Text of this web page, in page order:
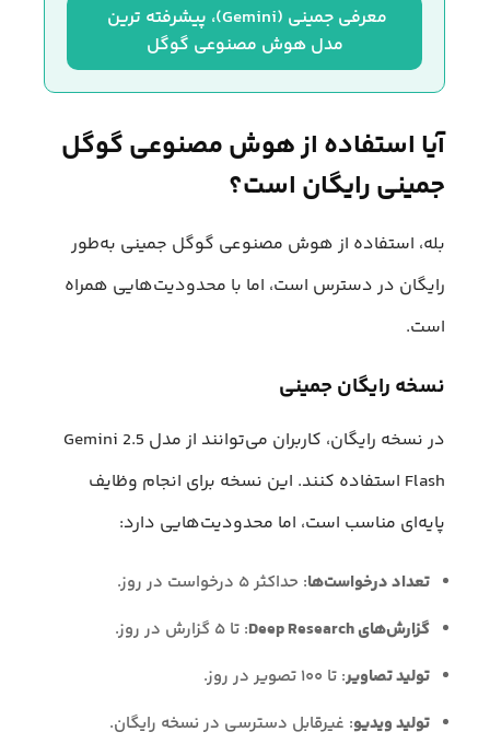
معرفی جمینی (Gemini)، پیشرفته ترین
مدل هوش مصنوعی گوگل
آیا استفاده از هوش مصنوعی گوگل
جمینی رایگان است؟
بله، استفاده از هوش مصنوعی گوگل جمینی به‌طور
رایگان در دسترس است، اما با محدودیت‌هایی همراه
است.
نسخه رایگان جمینی
در نسخه رایگان، کاربران می‌توانند از مدل Gemini 2.5
Flash استفاده کنند. این نسخه برای انجام وظایف
پایه‌ای مناسب است، اما محدودیت‌هایی دارد:
تعداد درخواست‌ها: حداکثر ۵ درخواست در روز.
گزارش‌های Deep Research
: تا ۵ گزارش در روز.
تولید تصاویر: تا ۱۰۰ تصویر در روز.
تولید ویدیو: غیرقابل دسترسی در نسخه رایگان.